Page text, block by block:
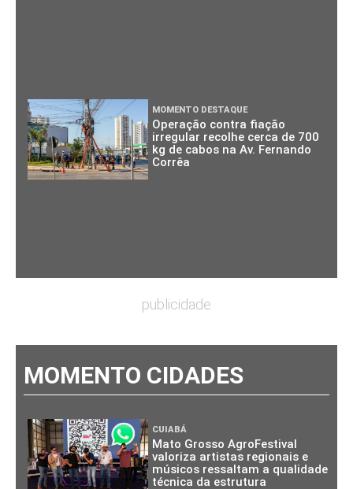
MOMENTO DESTAQUE
Operação contra fiação
irregular recolhe cerca de 700
kg de cabos na Av. Fernando
Corrêa
publicidade
MOMENTO CIDADES
CUIABÁ
Mato Grosso AgroFestival
valoriza artistas regionais e
músicos ressaltam a qualidade
técnica da estrutura